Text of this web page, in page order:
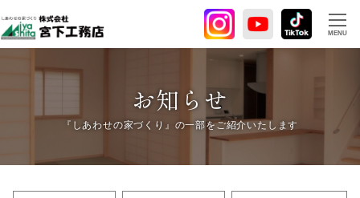
イ
ン
へ
MENU
お知らせ